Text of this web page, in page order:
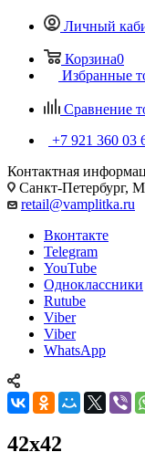
Личный
Корзина0
Избранные
Сравнение
+7 921 360 03
Контактная
Санкт-Петербург,
retail@vamplitka.ru
Вконтакте
Telegram
YouTube
Одноклассники
Rutube
Viber
Viber
WhatsApp
42х42